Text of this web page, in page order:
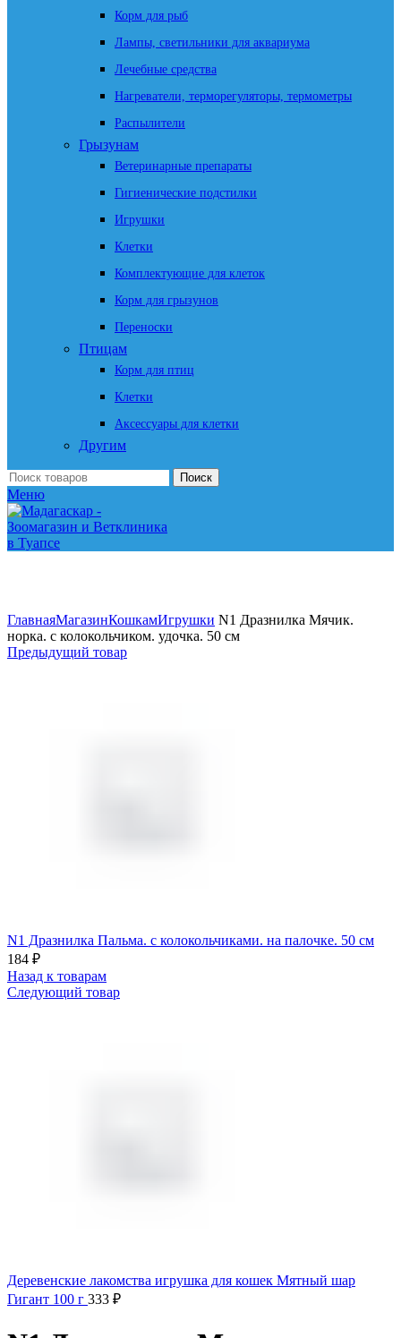
Корм для рыб
Лампы, светильники для аквариума
Лечебные средства
Нагреватели, терморегуляторы, термометры
Распылители
Грызунам
Ветеринарные препараты
Гигиенические подстилки
Игрушки
Клетки
Комплектующие для клеток
Корм для грызунов
Переноски
Птицам
Корм для птиц
Клетки
Аксессуары для клетки
Другим
Поиск
Меню
ГлавнаяМагазинКошкамИгрушки N1 Дразнилка Мячик.
норка. с колокольчиком. удочка. 50 см
Предыдущий товар
N1 Дразнилка Пальма. с колокольчиками. на палочке. 50 см
184 ₽
Назад к товарам
Следующий товар
Деревенские лакомства игрушка для кошек Мятный шар
Гигант 100 г 333 ₽